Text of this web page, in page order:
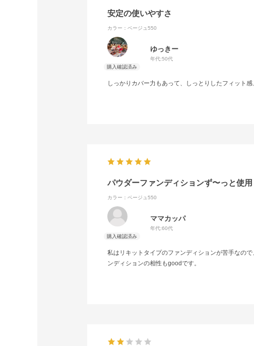
安定の使いやすさ
カラー：ベージュ550
ゆっきー
年代:50代
しっかりカバー力もあって、しっとりしたフィット感
パウダーファンディションず〜っと使用
カラー：ベージュ550
ママカッパ
年代:60代
私はリキットタイプのファンディションが苦手なの
ンディションの相性もgoodです。